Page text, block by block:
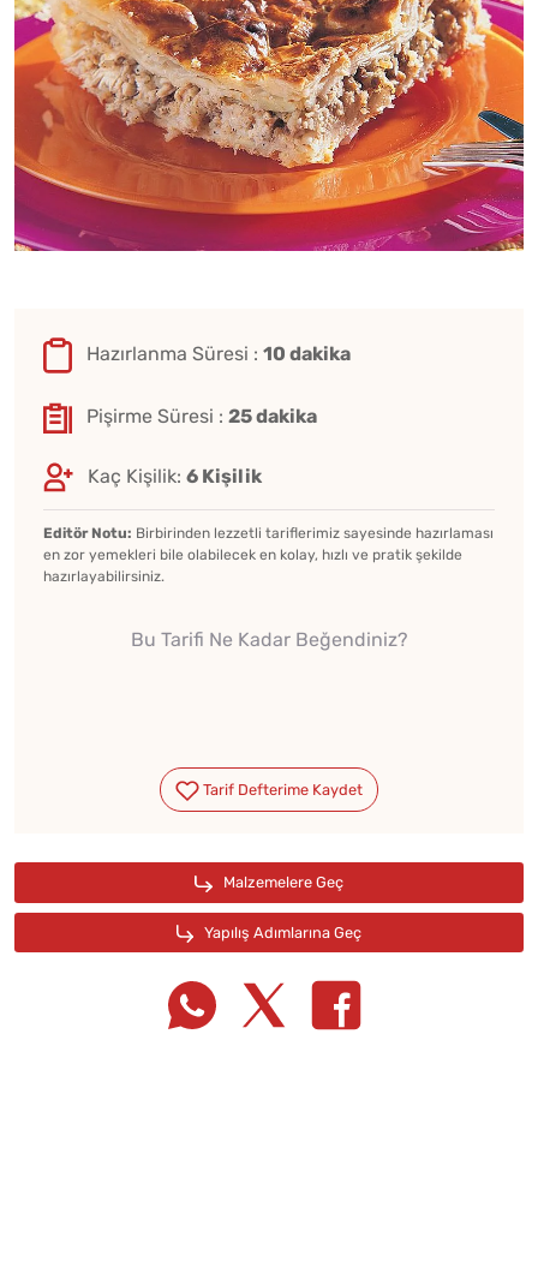
Hazırlanma Süresi : 10 dakika
Pişirme Süresi : 25 dakika
Kaç Kişilik: 6 Kişilik
Editör Notu: Birbirinden lezzetli tariflerimiz sayesinde hazırlaması
en zor yemekleri bile olabilecek en kolay, hızlı ve pratik şekilde
hazırlayabilirsiniz.
Bu Tarifi Ne Kadar Beğendiniz?